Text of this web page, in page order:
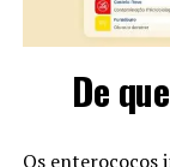
De
Os enterococos